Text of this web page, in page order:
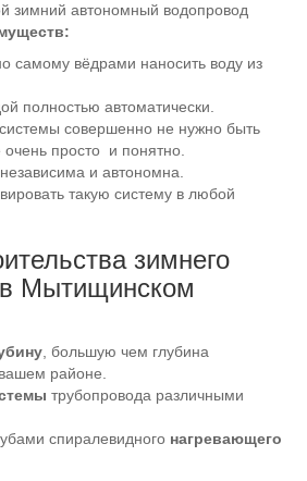
зимний автономный водопровод
самому вёдрами наносить воду из
полностью автоматически.
совершенно не нужно быть
просто и понятно.
и автономна.
такую систему в любой
зимнего
Мытищинском
, большую чем глубина
районе.
трубопровода различными
спиралевидного нагревающего